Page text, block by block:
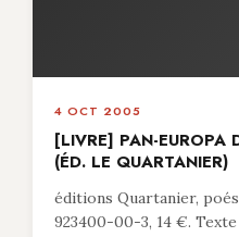
4 OCT 2005
[LIVRE] PAN-EUROPA
(ÉD. LE QUARTANIER)
éditions Quartanier,
923400-00-3, 14 €.